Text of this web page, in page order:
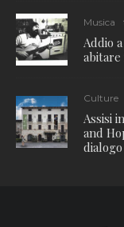
Musica
Addio
Culture
Assisi
and